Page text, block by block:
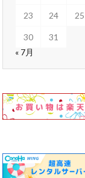
23 24 25
30
31
« 7月